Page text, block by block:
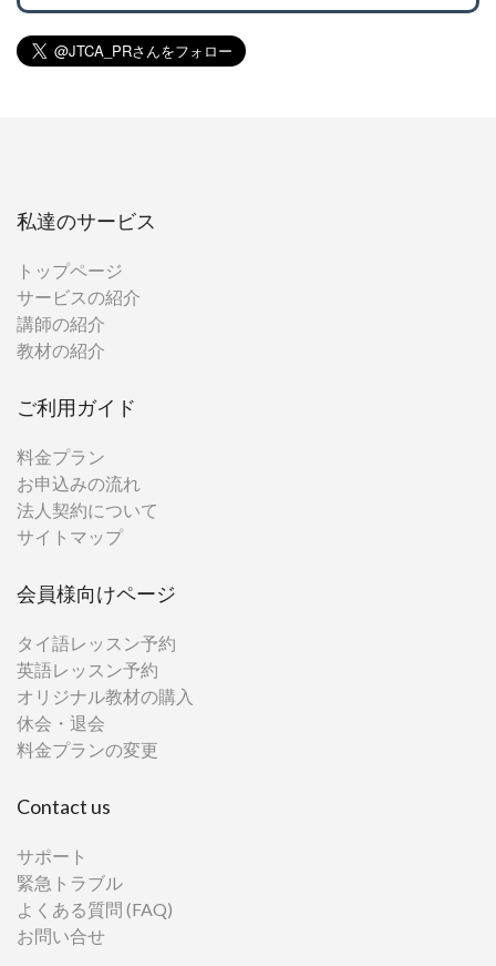
私達のサービス
トップページ
サービスの紹介
講師の紹介
教材の紹介
ご利用ガイド
料金プラン
お申込みの流れ
法人契約について
サイトマップ
会員様向けページ
タイ語レッスン予約
英語レッスン予約
オリジナル教材の購入
休会・退会
料金プランの変更
Contact us
サポート
緊急トラブル
よくある質問 (FAQ)
お問い合せ